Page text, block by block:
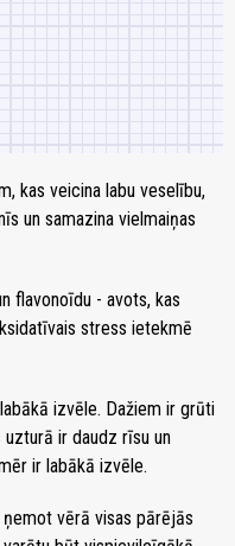
kas veicina labu veselību,
un samazina vielmaiņas
flavonoīdu - avots, kas
stress ietekmē
izvēle. Dažiem ir grūti
ir daudz rīsu un
ir labākā izvēle.
vērā visas pārējās